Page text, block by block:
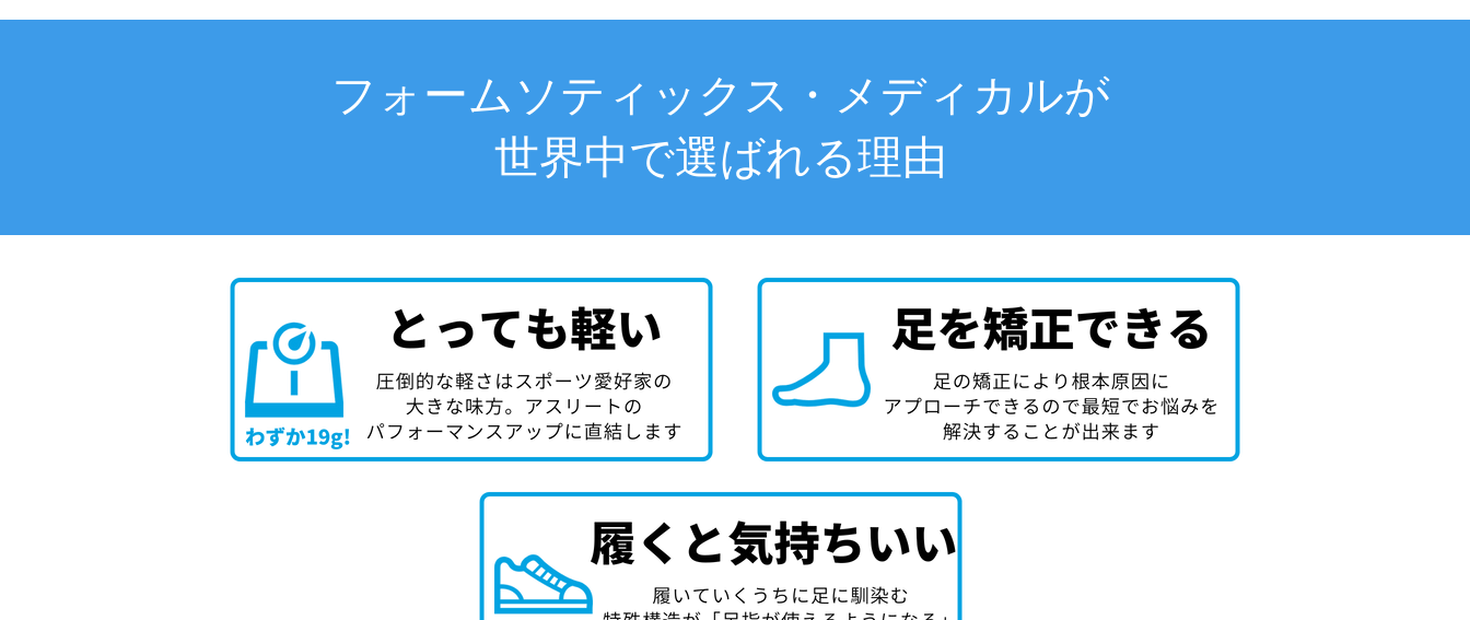
フォームソティックス・メディカルが
世界中で選ばれる理由